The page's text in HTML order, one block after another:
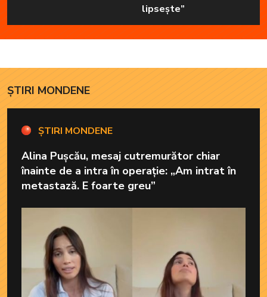
lipsește”
ȘTIRI MONDENE
ȘTIRI MONDENE
Alina Pușcău, mesaj cutremurător chiar
înainte de a intra în operație: „Am intrat în
metastază. E foarte greu”